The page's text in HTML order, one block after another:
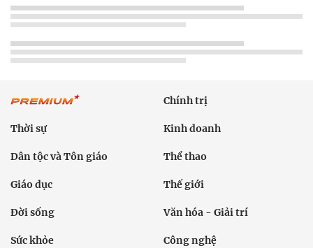
Chính trị
Thời sự Kinh doanh
Dân tộc và Tôn giáo Thể thao
Giáo dục Thế giới
Đời sống Văn hóa - Giải trí
Sức khỏe Công nghệ